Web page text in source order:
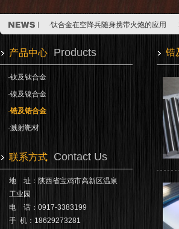
·钛合金在空降兵随身携带火炮的应用
·浙江五环钛业以6.3亿人民币被江粉磁材
钛及钛合金的渗氮处理
2014-07-05
产品中心 Products
·钛及钛合金
·镍及镍合金
·锆及锆合金
·溅射靶材
联系方式 Contact Us
地 址：陕西省宝鸡市高新区温泉
工业园
电 话：0917-3383199
手 机：18629273281
锆